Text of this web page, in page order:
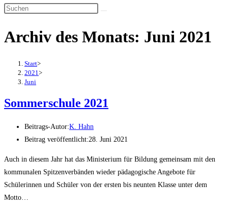
Archiv des Monats: Juni 2021
Start>
2021 >
Juni
Sommerschule 2021
Beitrags-Autor:K. Hahn
Beitrag veröffentlicht:28. Juni 2021
Auch in diesem Jahr hat das Ministerium für Bildung gemeinsam mit den
kommunalen Spitzenverbänden wieder pädagogische Angebote für
Schülerinnen und Schüler von der ersten bis neunten Klasse unter dem
Motto…